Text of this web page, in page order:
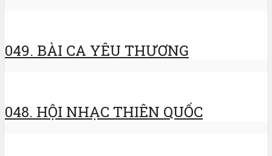
049. BÀI CA YÊU THƯƠNG
048. HỘI NHẠC THIÊN QUỐC